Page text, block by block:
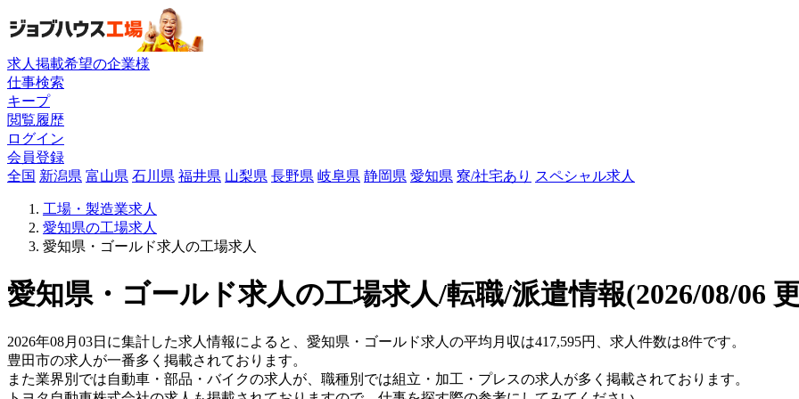
求人掲載希望の企業様
仕事検索
キープ
閲覧履歴
ログイン
会員登録
全国 新潟県 富山県 石川県 福井県 山梨県 長野県 岐阜県 静岡県 愛知県 寮/社宅あり スペシャル求人
工場・製造業求人
愛知県の工場求人
愛知県・ゴールド求人の工場求人
愛知県・ゴールド求人の工場求人/転職/派遣情報(2026/08/06
2026年08月03日に集計した求人情報によると、愛知県・ゴールド求人の平均月収は417,595円、求人件数は8件です。
豊田市の求人が一番多く掲載されております。
また業界別では自動車・部品・バイクの求人が、職種別では組立・加工・プレスの求人が多く掲載されております。